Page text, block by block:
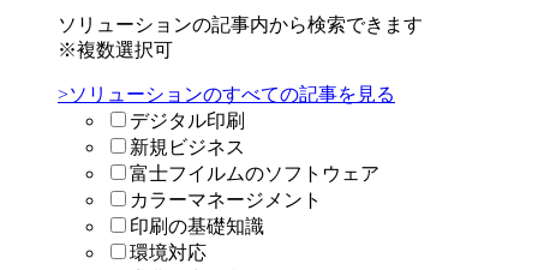
ソリューションの記事内から検索できます
※複数選択可
>ソリューションのすべての記事を見る
デジタル印刷
新規ビジネス
富士フイルムのソフトウェア
カラーマネージメント
印刷の基礎知識
環境対応